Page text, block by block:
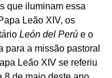
que iluminam essa
Leão XIV, os
León del Perú e o
para a missão pastoral
Leão XIV se referiu